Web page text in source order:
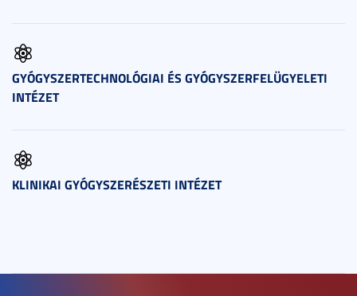
GYÓGYSZERTECHNOLÓGIAI ÉS GYÓGYSZERFELÜGYELETI
INTÉZET
KLINIKAI GYÓGYSZERÉSZETI INTÉZET